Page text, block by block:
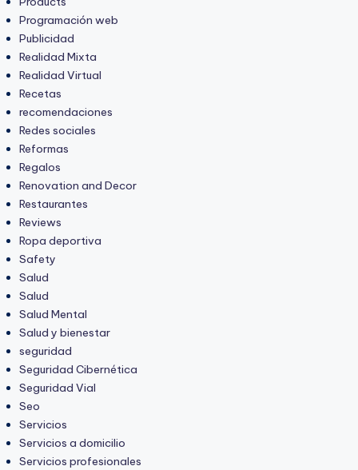
Programación web
Publicidad
Realidad Mixta
Realidad Virtual
Recetas
recomendaciones
Redes sociales
Reformas
Regalos
Renovation and Decor
Restaurantes
Reviews
Ropa deportiva
Safety
Salud
Salud
Salud Mental
Salud y bienestar
seguridad
Seguridad Cibernética
Seguridad Vial
Seo
Servicios
Servicios a domicilio
Servicios profesionales